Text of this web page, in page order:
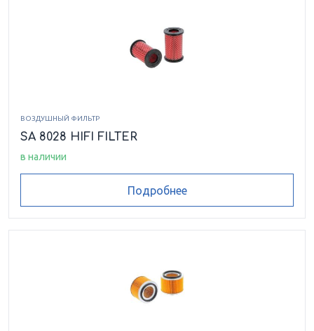
ВОЗДУШНЫЙ ФИЛЬТР
SA 8028 HIFI FILTER
в наличии
Подробнее